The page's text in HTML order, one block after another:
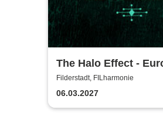
The Halo Effect -
Tour 2027
Filderstadt, FILharmonie
06.03.2027